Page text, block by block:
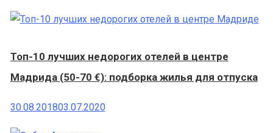
Топ-10 лучших недорогих отелей в центре
Мадрида (50-70 €): подборка жилья для отпуска
30.08.201803.07.2020